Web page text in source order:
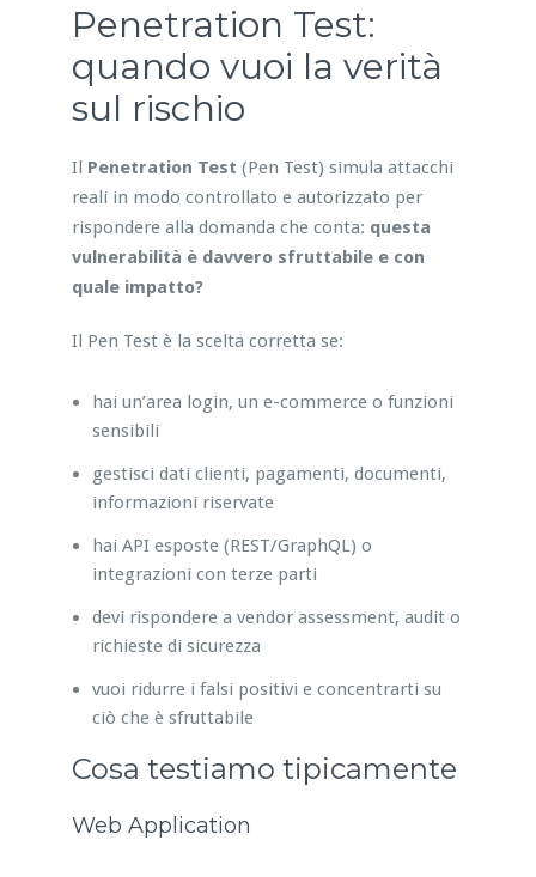
Penetration Test:
quando vuoi la verità
sul rischio
Il Penetration Test (Pen Test) simula attacchi
reali in modo controllato e autorizzato per
rispondere alla domanda che conta: questa
vulnerabilità è davvero sfruttabile e con
quale impatto?
Il Pen Test è la scelta corretta se:
hai un’area login, un e-commerce o funzioni
sensibili
gestisci dati clienti, pagamenti, documenti,
informazioni riservate
hai API esposte (REST/GraphQL) o
integrazioni con terze parti
devi rispondere a vendor assessment, audit o
richieste di sicurezza
vuoi ridurre i falsi positivi e concentrarti su
ciò che è sfruttabile
Cosa testiamo tipicamente
Web Application